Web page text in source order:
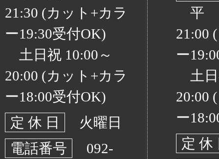
21:30 (カット+カラ
ー19:30受付OK)
土日祝 10:00～
20:00 (カット+カラ
ー18:00受付OK)
定 休 日
火曜日
電話番号
092-
平
21:00
ー
土日
20:00
ー
定 休